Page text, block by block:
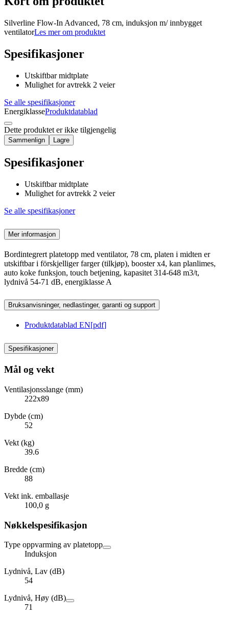
Silverline Flow-In Advanced, 78 cm, induksjon m/ innbygget
ventilatorLes mer om produktet
Spesifikasjoner
Utskiftbar midtplate
Mulighet for avtrekk 2 veier
Se alle spesifikasjoner
EnergiklasseProduktdatablad
Dette produktet er ikke tilgjengelig
Sammenlign Lagre
Spesifikasjoner
Utskiftbar midtplate
Mulighet for avtrekk 2 veier
Se alle spesifikasjoner
Mer informasjon
Bordintegrert platetopp med ventilator, 78 cm, platen i midten er
utskiftbar i förskjelliger farger (tilkjøp), booster x4, kan planlimes,
auto koke funksjon, touch betjening, kapasitet 314-648 m3/t,
lydnivå 54-71 dB, energiklasse A
Bruksanvisninger, nedlastinger, garanti og support
Produktdatablad EN[pdf]
Spesifikasjoner
Mål og vekt
Ventilasjonsslange (mm)
222x89
Dybde (cm)
52
Vekt (kg)
39.6
Bredde (cm)
88
Vekt ink. emballasje
100,0 g
Nøkkelspesifikasjon
Type oppvarming av platetopp
Induksjon
Lydnivå, Lav (dB)
54
Lydnivå, Høy (dB)
71